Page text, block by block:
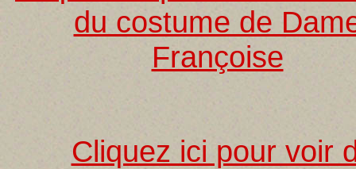
du costume de
Françoise
Cliquez ici pour voir